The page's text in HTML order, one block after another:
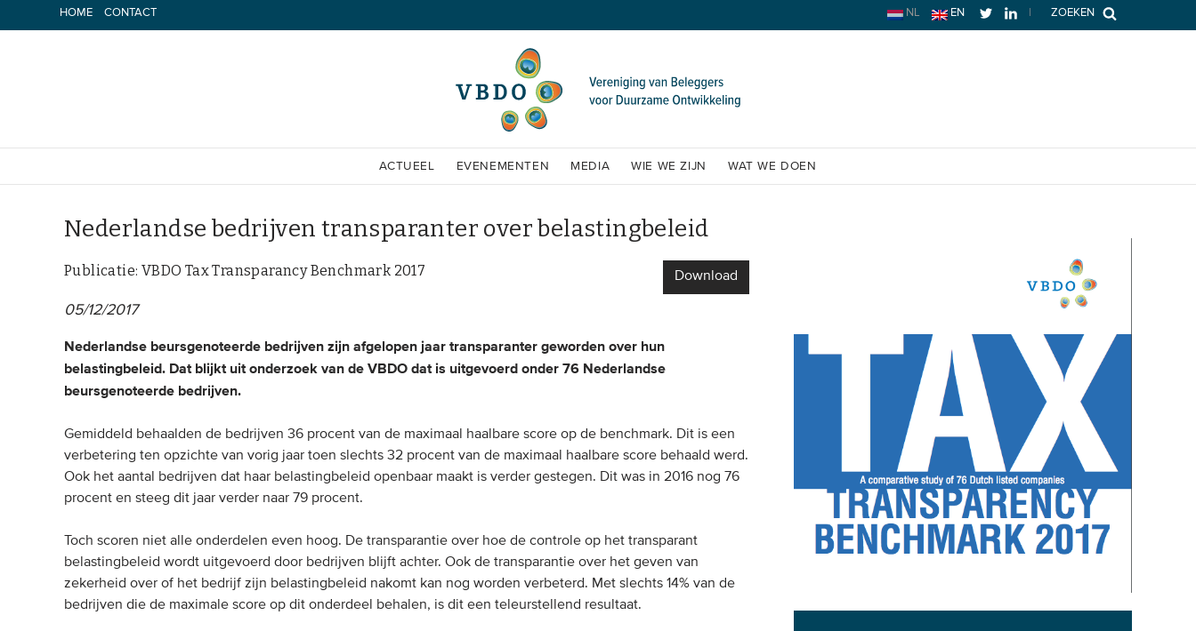
naar
HOME CONTACT ZOEKEN
NL EN
ACTUEEL EVENEMENTEN MEDIA WIE WE ZIJN WAT WE DOEN
Nederlandse bedrijven transparanter over belastingbeleid
Download
Publicatie: VBDO Tax Transparancy Benchmark 2017
05/12/2017
Nederlandse beursgenoteerde bedrijven zijn afgelopen jaar transparanter geworden over hun
belastingbeleid. Dat blijkt uit onderzoek van de VBDO dat is uitgevoerd onder 76 Nederlandse
beursgenoteerde bedrijven.
Gemiddeld behaalden de bedrijven 36 procent van de maximaal haalbare score op de benchmark. Dit is een
verbetering ten opzichte van vorig jaar toen slechts 32 procent van de maximaal haalbare score behaald werd.
Ook het aantal bedrijven dat haar belastingbeleid openbaar maakt is verder gestegen. Dit was in 2016 nog 76
procent en steeg dit jaar verder naar 79 procent.
Toch scoren niet alle onderdelen even hoog. De transparantie over hoe de controle op het transparant
belastingbeleid wordt uitgevoerd door bedrijven blijft achter. Ook de transparantie over het geven van
zekerheid over of het bedrijf zijn belastingbeleid nakomt kan nog worden verbeterd. Met slechts 14% van de
bedrijven die de maximale score op dit onderdeel behalen, is dit een teleurstellend resultaat.